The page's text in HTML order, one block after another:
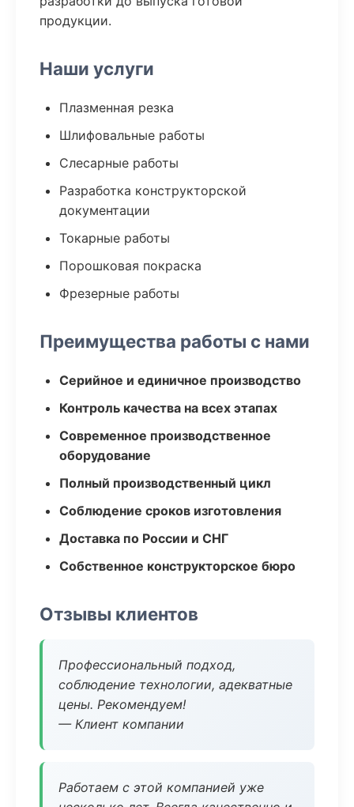
продукции.
Наши услуги
Плазменная резка
Шлифовальные работы
Слесарные работы
Разработка конструкторской
документации
Токарные работы
Порошковая покраска
Фрезерные работы
Преимущества работы с нами
Серийное и единичное производство
Контроль качества на всех этапах
Современное производственное
оборудование
Полный производственный цикл
Соблюдение сроков изготовления
Доставка по России и СНГ
Собственное конструкторское бюро
Отзывы клиентов
Профессиональный подход,
соблюдение технологии, адекватные
цены. Рекомендуем!
— Клиент компании
Работаем с этой компанией уже